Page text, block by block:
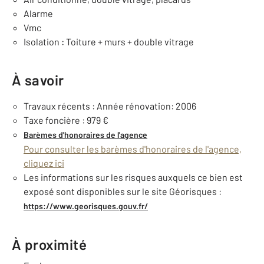
Alarme
Vmc
Isolation : Toiture + murs + double vitrage
À savoir
Travaux récents : Année rénovation: 2006
Taxe foncière : 979 €
Barèmes d'honoraires de l'agence
Pour consulter les barèmes d'honoraires de l'agence,
cliquez ici
Les informations sur les risques auxquels ce bien est
exposé sont disponibles sur le site Géorisques :
https://www.georisques.gouv.fr/
À proximité